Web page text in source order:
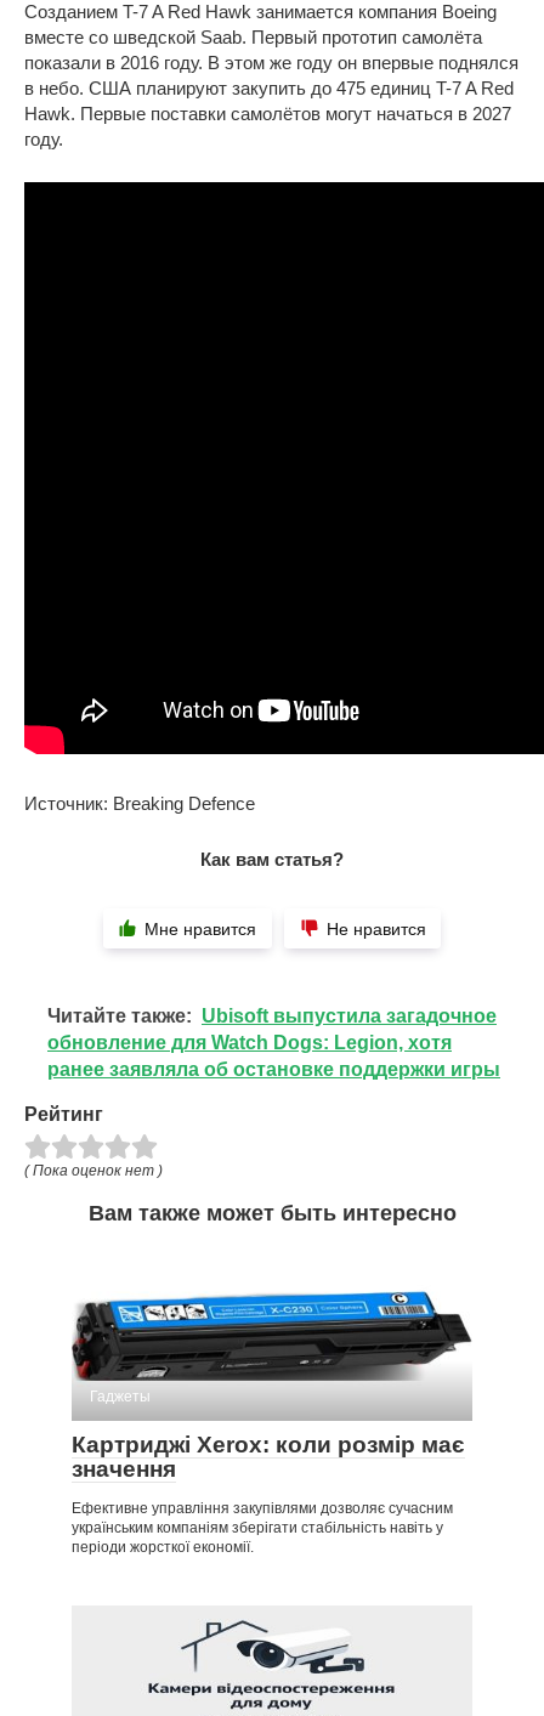
Созданием T-7 A Red Hawk занимается компания Boeing
вместе со шведской Saab. Первый прототип самолёта
показали в 2016 году. В этом же году он впервые поднялся
в небо. США планируют закупить до 475 единиц T-7 A Red
Hawk. Первые поставки самолётов могут начаться в 2027
году.
Источник: Breaking Defence
Как вам статья?
Мне нравится Не нравится
Читайте также: Ubisoft выпустила загадочное
обновление для Watch Dogs: Legion, хотя
ранее заявляла об остановке поддержки игры
Рейтинг
( Пока оценок нет )
Вам также может быть интересно
Гаджеты
Картриджі Xerox: коли розмір має
значення
Ефективне управління закупівлями дозволяє сучасним
українським компаніям зберігати стабільність навіть у
періоди жорсткої економії.